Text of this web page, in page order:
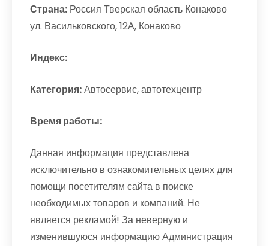
Страна: Россия Тверская область Конаково
ул. Васильковского, 12А, Конаково
Индекс:
Категория:Автосервис, автотехцентр
Время работы:
Данная информация представлена
исключительно в ознакомительных целях для
помощи посетителям сайта в поиске
необходимых товаров и компаний. Не
является рекламой! За неверную и
изменившуюся информацию Администрация